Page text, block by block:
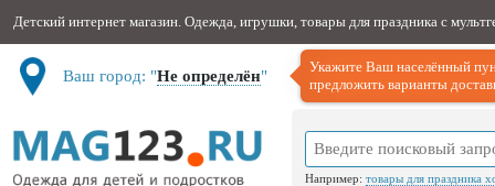
Детский интернет магазин. Одежда, игрушки, товары для праздника с
Ваш город: "Не определён"
Укажите Ваш населённый
предложить варианты
Например: товары для праздника